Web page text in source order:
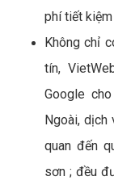
phí tiết kiệm
Không chỉ
tín,
Google
Ngoài,
quan đến
sơn ; đều